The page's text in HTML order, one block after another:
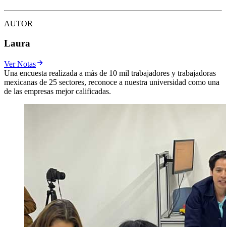
AUTOR
Laura
Ver Notas
Una encuesta realizada a más de 10 mil trabajadores y trabajadoras
mexicanas de 25 sectores, reconoce a nuestra universidad como una
de las empresas mejor calificadas.